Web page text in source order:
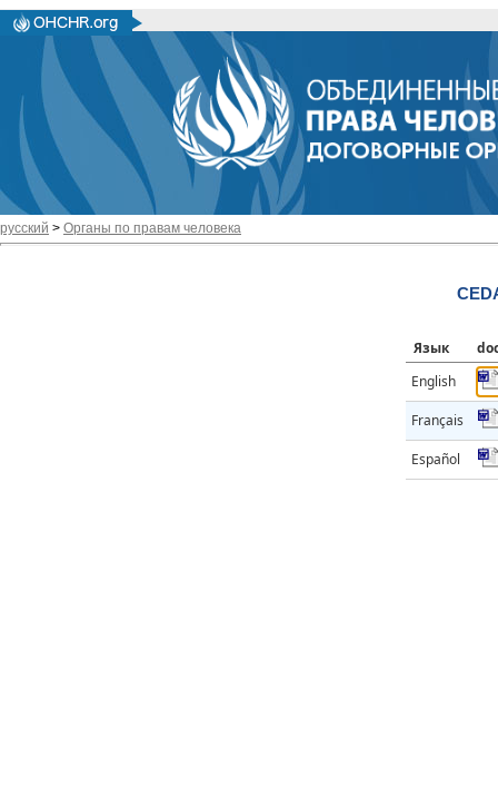
русский > Органы по правам человека
Язык
English
Français
Español